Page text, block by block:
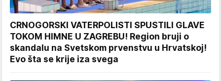
CRNOGORSKI VATERPOLISTI SPUSTILI GLAVE
TOKOM HIMNE U ZAGREBU! Region bruji o
skandalu na Svetskom prvenstvu u Hrvatskoj!
Evo šta se krije iza svega